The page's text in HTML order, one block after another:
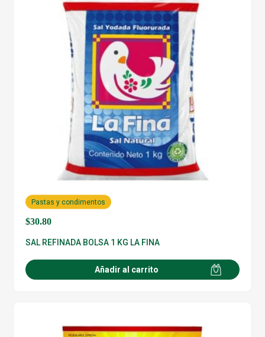
$30.80
Pastas y condimentos
SAL REFINADA BOLSA 1 KG LA FINA
Añadir al carrito